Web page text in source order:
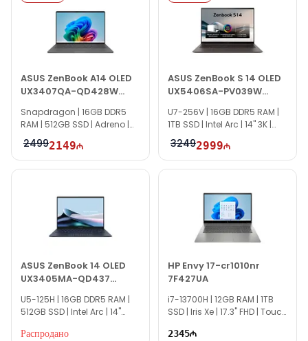
Если вам нужна помощь с выбором, наши специалисты
готовы помочь ежедневно с 10:00–19:00.
Благодарим вас за интерес к Texno Gallery!
ASUS ZenBook A14 OLED
UX3407QA-QD428W
90NB1502-M00TB0
Snapdragon | 16GB DDR5
RAM | 512GB SSD | Adreno |
14" WUXGA | 60Hz | Win11
24992149
ASUS ZenBook S 14 OLED
UX5406SA-PV039W
90NB14F1-M001D0
U7-256V | 16GB DDR5 RAM |
1TB SSD | Intel Arc | 14" 3K |
120Hz | Win11
32492999
ASUS ZenBook 14 OLED
UX3405MA-QD437
90NB11R1-M010B0
U5-125H | 16GB DDR5 RAM |
512GB SSD | Intel Arc | 14"
Распродано
HP Envy 17-cr1010nr
7F427UA
i7-13700H | 12GB RAM | 1TB
SSD | Iris Xe | 17.3" FHD | Touch
2345